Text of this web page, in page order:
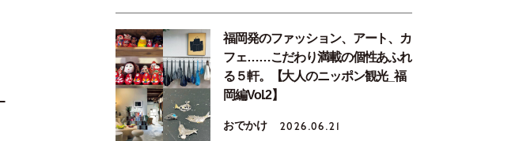
福岡発のファッション、アート、カ
フェ……こだわり満載の個性あふれ
る５軒。【大人のニッポン観光_福
岡編Vol.2】
おでかけ 2026.06.21